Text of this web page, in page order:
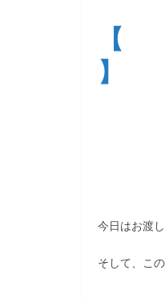
【
】
今日はお渡
そして、こ